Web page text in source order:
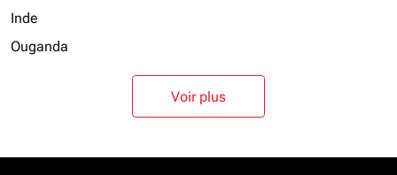
Inde
Ouganda
Voir plus